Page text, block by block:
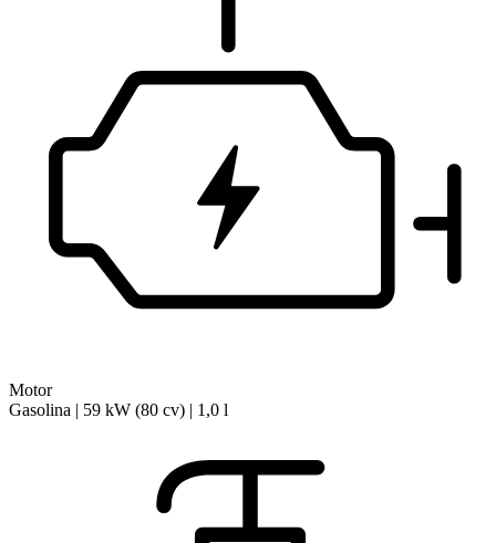
Motor
Gasolina | 59 kW (80 cv) | 1,0 l